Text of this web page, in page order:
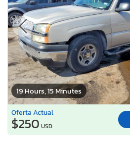
19 Hours, 15 Minutes
Oferta Actual
$250 USD